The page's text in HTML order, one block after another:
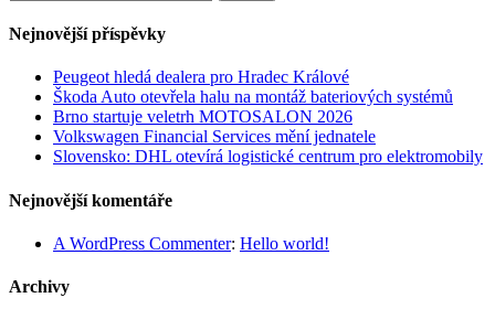
Nejnovější příspěvky
Peugeot hledá dealera pro Hradec Králové
Škoda Auto otevřela halu na montáž bateriových systémů
Brno startuje veletrh MOTOSALON 2026
Volkswagen Financial Services mění jednatele
Slovensko: DHL otevírá logistické centrum pro elektromobily
Nejnovější komentáře
A WordPress Commenter: Hello world!
Archivy